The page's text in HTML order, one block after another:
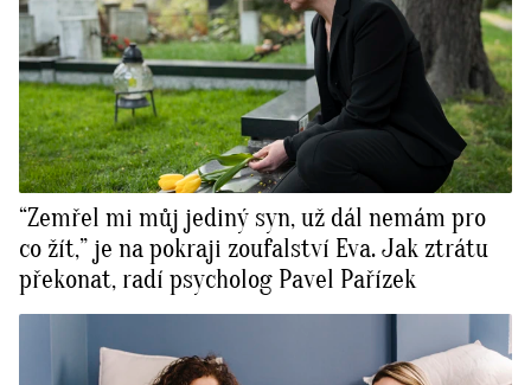
“Zemřel mi můj jediný syn, už dál nemám pro
co žít,” je na pokraji zoufalství Eva. Jak ztrátu
překonat, radí psycholog Pavel Pařízek